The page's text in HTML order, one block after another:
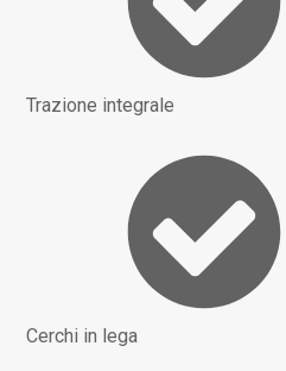
Trazione integrale
Cerchi in lega